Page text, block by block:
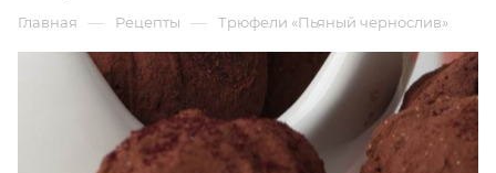
Главная — Рецепты — Трюфели «Пьяный чернослив»